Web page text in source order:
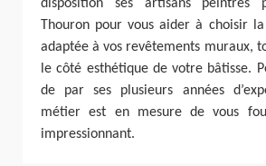
disposition ses artisans peintres
Thouron pour vous aider à choisir
adaptée à vos revêtements muraux,
le côté esthétique de votre bâtisse.
de par ses plusieurs années
métier est en mesure de vous
impressionnant.